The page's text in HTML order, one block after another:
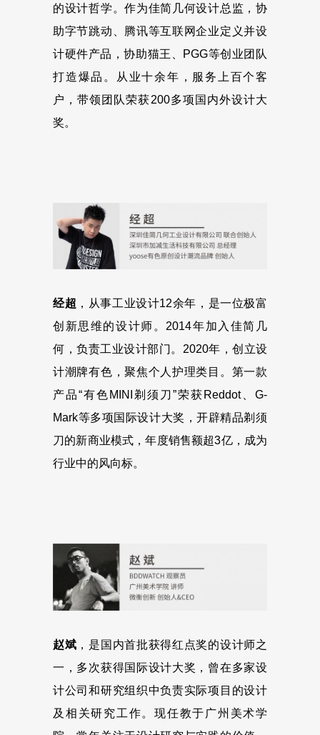
的设计哲学。作为佳简几何设计总监，协
助字节跳动、腾讯等互联网企业定义并设
计硬件产品，协助猫王、PGG等创业团队
打造爆品。从业十余年，服务上百个客
户，带领团队荣获200多项国内外设计大
奖。
经超 ，从事工业设计12余年，是一位极富
创新思维的设计师。2014年加入佳简几
何，负责工业设计部门。2020年，创立设
计潮牌有色，聚焦个人护理类目。第一款
产品“有色MINI剃须刀”荣获Reddot、G-
Mark等多项国际设计大奖，开辟精品剃须
刀的新商业模式，年度销售额超3亿，成为
行业中的风向标。
赵斌 ，是国内首批获得红点奖的设计师之
一，多次获得国际设计大奖，曾在多家设
计公司和研究组织中负责实际项目的设计
及相关研究工作。现任教于广州美术学